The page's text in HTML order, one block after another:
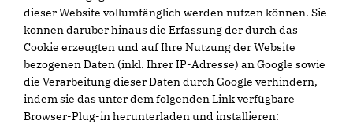
dieser Website vollumfänglich werden nutzen können. Sie
können darüber hinaus die Erfassung der durch das
Cookie erzeugten und auf Ihre Nutzung der Website
bezogenen Daten (inkl. Ihrer IP-Adresse) an Google sowie
die Verarbeitung dieser Daten durch Google verhindern,
indem sie das unter dem folgenden Link verfügbare
Browser-Plug-in herunterladen und installieren: